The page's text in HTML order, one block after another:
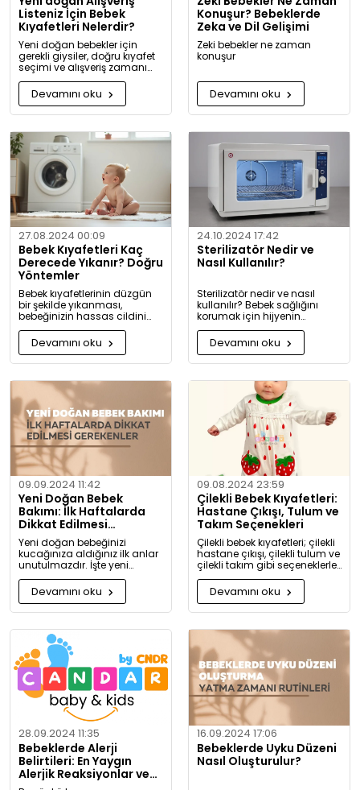
Listeniz İçin Bebek
Kıyafetleri Nelerdir?
Yeni doğan bebekler için
gerekli giysiler, doğru kıyafet
seçimi ve alışveriş zamanı
hakkında kapsamlı bilgiler ve
tavsiyeler.
Devamını oku
Konuşur? Bebeklerde
Zeka ve Dil Gelişimi
Zeki bebekler ne zaman
konuşur
Devamını oku
27.08.2024 00:09
Bebek Kıyafetleri Kaç
Derecede Yıkanır? Doğru
Yöntemler
Bebek kıyafetlerinin düzgün
bir şekilde yıkanması,
bebeğinizin hassas cildini
korumak için oldukça
önemlidir. Bu rehberde, bebek
giysilerinizi nasıl ve hangi
koşullarda yıkamanız
bilgiler bulacaksınız.
Devamını oku
24.10.2024 17:42
Sterilizatör Nedir ve
Nasıl Kullanılır?
Sterilizatör nedir ve nasıl
kullanılır? Bebek sağlığını
korumak için hijyenin
önemini keşfedin. Buharlı ve
UV sterilizatörlerle mikroplara
karşı tam koruma!
Devamını oku
09.09.2024 11:42
Yeni Doğan Bebek
Bakımı: İlk Haftalarda
Dikkat Edilmesi
Gerekenler
Yeni doğan bebeğinizi
kucağınıza aldığınız ilk anlar
unutulmazdır. İşte yeni
doğan bebek bakımında
dikkat etmeniz gerekenler:
Devamını oku
09.08.2024 23:59
Çilekli Bebek Kıyafetleri:
Hastane Çıkışı, Tulum ve
Takım Seçenekleri
Çilekli bebek kıyafetleri; çilekli
hastane çıkışı, çilekli tulum ve
çilekli takım gibi seçeneklerle
bebeğinize tatlılık katıyor. Kız
ve erkek bebekler için özel
tasarlanmış, organik
pamuktan üretilmiş şık ve
Devamını oku
28.09.2024 11:35
Bebeklerde Alerji
Belirtileri: En Yaygın
Alerjik Reaksiyonlar ve
Önlemleri
16.09.2024 17:06
Bebeklerde Uyku Düzeni
Nasıl Oluşturulur?